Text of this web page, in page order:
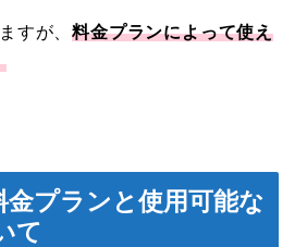
すが、料金プランによって使え
プランと使用可能な
て